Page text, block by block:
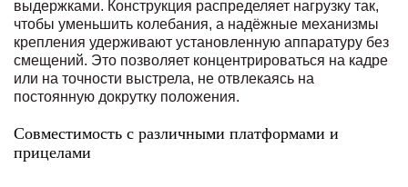
выдержками. Конструкция распределяет нагрузку так,
чтобы уменьшить колебания, а надёжные механизмы
крепления удерживают установленную аппаратуру без
смещений. Это позволяет концентрироваться на кадре
или на точности выстрела, не отвлекаясь на
постоянную докрутку положения.
Совместимость с различными платформами и
прицелами